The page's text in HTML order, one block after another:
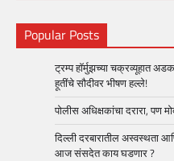
Popular Posts
ट्रम्प हॉर्मुझच्या चक्रव्यूहात
हूतींचे सौदीवर भीषण हल्ले!
पोलीस अधिक्षकांचा दरारा, पण
दिल्ली दरबारातील अस्वस्थता
आज संसदेत काय घडणार ?